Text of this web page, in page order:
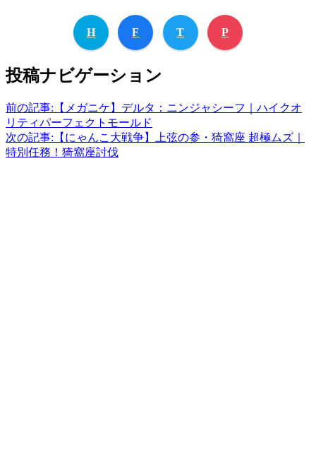
H F T P
投稿ナビゲーション
前の記事: 【メガニケ】デルタ：ニンジャシーフ｜ハイクオ
リティパーフェクトモールド
次の記事: 【にゃんこ大戦争】上弦の参・猗窩座 超極ムズ｜
特別任務！猗窩座討伐